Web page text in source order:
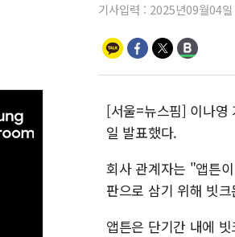
기사입력 : 2025년09월04
[서울=뉴스핌] 이나영
일 발표했다.
회사 관계자는 "앱튼
판으로 삼기 위해 빗
앱튼은 단기간 내에